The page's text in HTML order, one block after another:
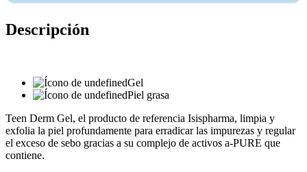
Descripción
Gel
Piel grasa
Teen Derm Gel, el producto de referencia Isispharma, limpia y
exfolia la piel profundamente para erradicar las impurezas y regular
el exceso de sebo gracias a su complejo de activos a-PURE que
contiene.